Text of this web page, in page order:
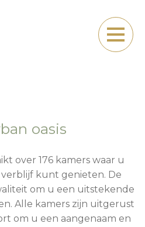
oasis
over 176 kamers waar u
kunt genieten. De
om u een uitstekende
Alle kamers zijn uitgerust
om u een aangenaam en